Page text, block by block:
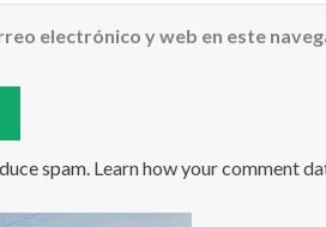
electrónico y web en este
spam. Learn how your comment